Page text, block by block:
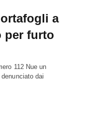
a
per furto
112 Nue un
dai